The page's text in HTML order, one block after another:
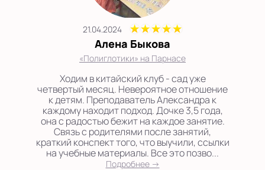
21.04.2024
Алена Быкова
«Полиглотики» на Парнасе
Ходим в китайский клуб - сад уже
четвертый месяц. Невероятное отношение
к детям. Преподаватель Александра к
каждому находит подход. Дочке 3,5 года,
она с радостью бежит на каждое занятие.
Связь с родителями после занятий,
краткий конспект того, что выучили, ссылки
на учебные материалы. Все это позво...
Подробнее →